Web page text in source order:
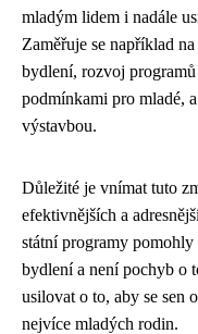
mladým lidem i nadále
Zaměřuje se například
bydlení, rozvoj
podmínkami pro mladé,
výstavbou.
Důležité je vnímat tuto
efektivnějších a
státní programy
bydlení a není pochyb o
usilovat o to, aby se sen
nejvíce mladých rodin.